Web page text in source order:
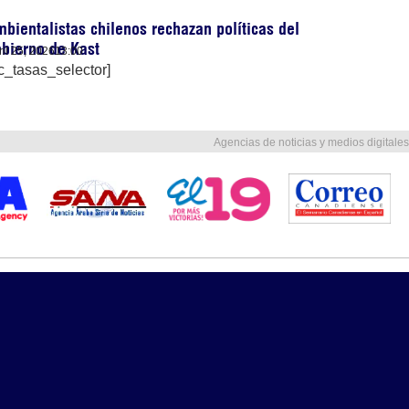
chilenos rechazan políticas del
de Kast
25, 202613:00
Agencias de noticias y medios digitales